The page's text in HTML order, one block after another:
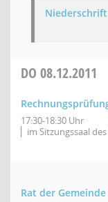
DO 08.12.2011
17:30-18:30 Uhr
im Sitzungssaal
Rat der